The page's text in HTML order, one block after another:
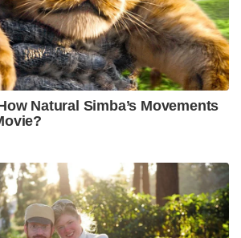
Natural Simba’s Movements